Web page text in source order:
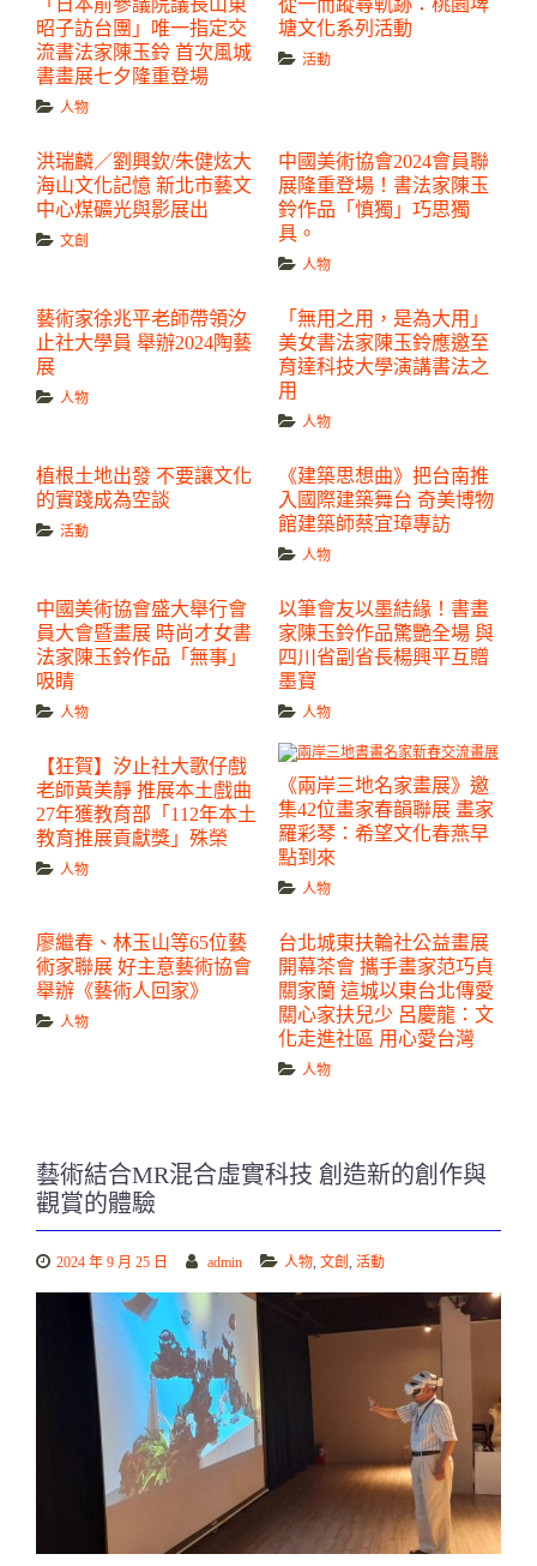
「日本前參議院議長山東
昭子訪台團」唯一指定交
流書法家陳玉鈴 首次風城
書畫展七夕隆重登場
人物
從一而蹤尋軌跡：桃園埤
塘文化系列活動
活動
洪瑞麟／劉興欽/朱健炫大
海山文化記憶 新北市藝文
中心煤礦光與影展出
文創
中國美術協會2024會員聯
展隆重登場！書法家陳玉
鈴作品「慎獨」巧思獨
具。
人物
藝術家徐兆平老師帶領汐
止社大學員 舉辦2024陶藝
展
人物
「無用之用，是為大用」
美女書法家陳玉鈴應邀至
育達科技大學演講書法之
用
人物
植根土地出發 不要讓文化
的實踐成為空談
活動
《建築思想曲》把台南推
入國際建築舞台 奇美博物
館建築師蔡宜璋專訪
人物
中國美術協會盛大舉行會
員大會暨畫展 時尚才女書
法家陳玉鈴作品「無事」
吸睛
人物
以筆會友以墨結緣！書畫
家陳玉鈴作品驚艷全場 與
四川省副省長楊興平互贈
墨寶
人物
【狂賀】汐止社大歌仔戲
老師黃美靜 推展本土戲曲
27年獲教育部「112年本土
教育推展貢獻獎」殊榮
人物
《兩岸三地名家畫展》邀
集42位畫家春韻聯展 畫家
羅彩琴：希望文化春燕早
點到來
人物
廖繼春、林玉山等65位藝
術家聯展 好主意藝術協會
舉辦《藝術人回家》
人物
台北城東扶輪社公益畫展
開幕茶會 攜手畫家范巧貞
關家蘭 這城以東台北傳愛
關心家扶兒少 呂慶龍：文
化走進社區 用心愛台灣
人物
藝術結合MR混合虛實科技 創造新的創作與
觀賞的體驗
2024 年 9 月 25 日 admin 人物, 文創 , 活動